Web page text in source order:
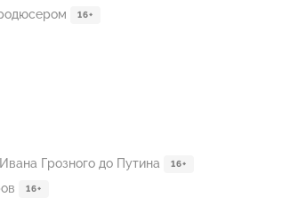
16+
Грозного до Путина 16+
16+